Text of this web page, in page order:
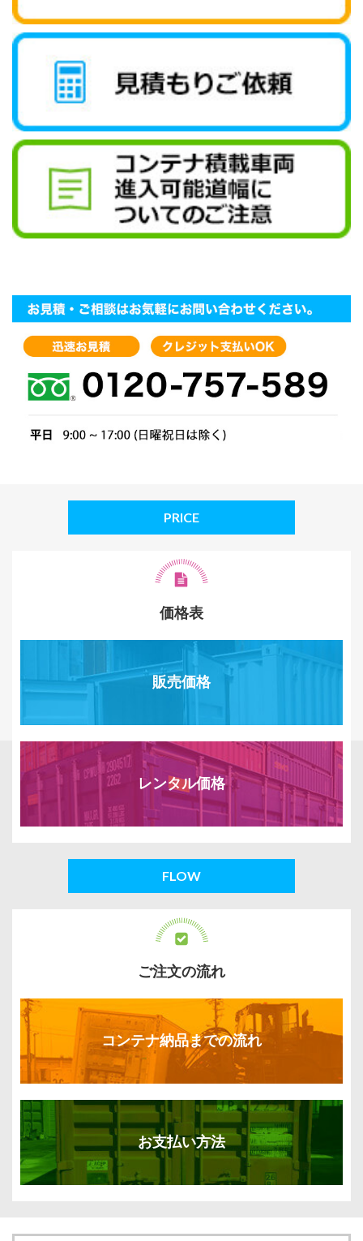
PRICE
価格表
販売価格
レンタル価格
FLOW
ご注文の流れ
コンテナ納品までの流れ
お支払い方法